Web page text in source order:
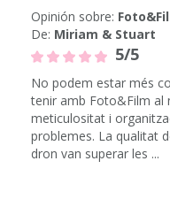
Opinión sobre:
De: Miriam & Stuart
5/5
No podem estar més
tenir amb Foto&Film al
meticulositat i
problemes. La qualitat
dron van superar les ...